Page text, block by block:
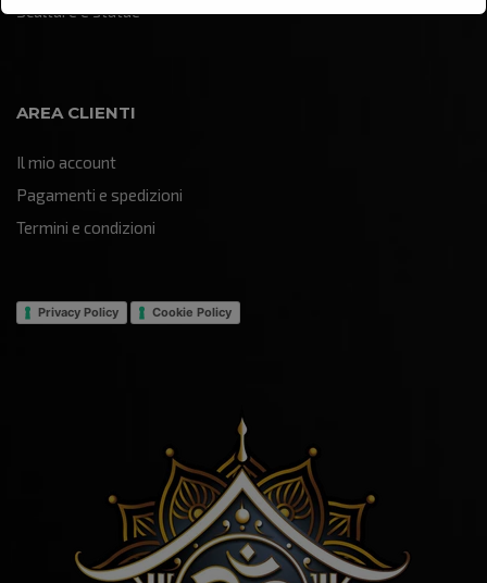
Sculture e statue
AREA CLIENTI
Il mio account
Pagamenti e spedizioni
Termini e condizioni
Privacy Policy Cookie Policy